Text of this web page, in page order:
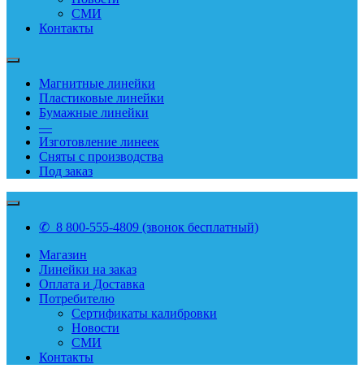
СМИ
Контакты
Магнитные линейки
Пластиковые линейки
Бумажные линейки
—
Изготовление линеек
Сняты с производства
Под заказ
✆ 8 800-555-4809 (звонок бесплатный)
Магазин
Линейки на заказ
Оплата и Доставка
Потребителю
Сертификаты калибровки
Новости
СМИ
Контакты